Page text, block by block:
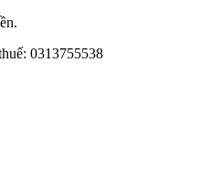
0313755538